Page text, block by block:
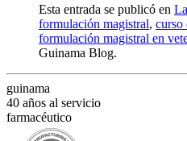
Esta entrada se publicó en
formulación magistral, curso
formulación magistral en
Guinama Blog.
guinama
40 años al servicio
farmacéutico